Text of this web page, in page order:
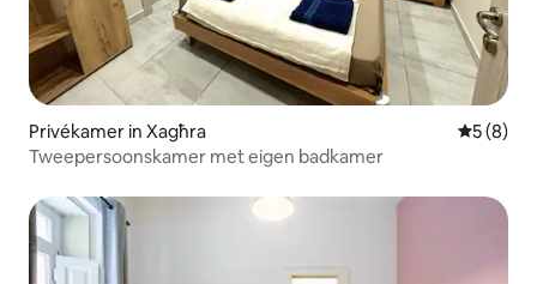
Privékamer in Xagħra
5 (8)
Tweepersoonskamer met eigen badkamer